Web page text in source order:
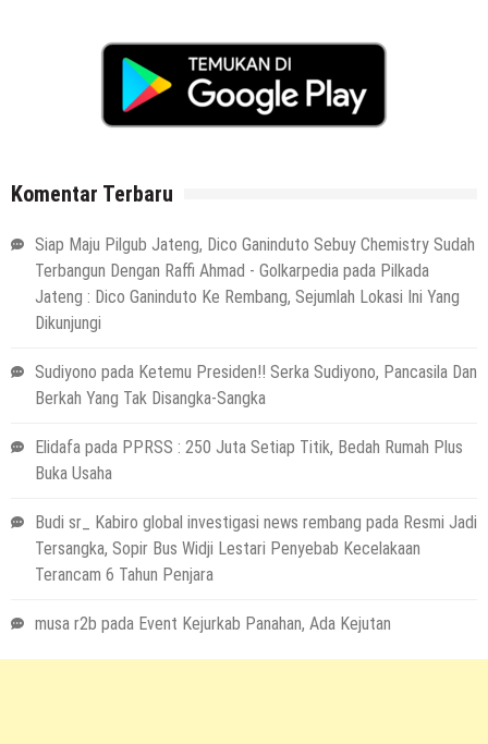
Komentar Terbaru
Siap Maju Pilgub Jateng, Dico Ganinduto Sebuy Chemistry Sudah
Terbangun Dengan Raffi Ahmad - Golkarpedia pada Pilkada
Jateng : Dico Ganinduto Ke Rembang, Sejumlah Lokasi Ini Yang
Dikunjungi
Sudiyono pada Ketemu Presiden!! Serka Sudiyono, Pancasila Dan
Berkah Yang Tak Disangka-Sangka
Elidafa pada PPRSS : 250 Juta Setiap Titik, Bedah Rumah Plus
Buka Usaha
Budi sr_ Kabiro global investigasi news rembang pada Resmi Jadi
Tersangka, Sopir Bus Widji Lestari Penyebab Kecelakaan
Terancam 6 Tahun Penjara
musa r2b pada Event Kejurkab Panahan, Ada Kejutan